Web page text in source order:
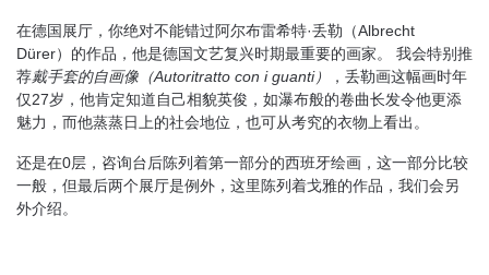
在德国展厅，你绝对不能错过阿尔布雷希特·丢勒（Albrecht
Dürer）的作品，他是德国文艺复兴时期最重要的画家。 我会特别推
荐戴手套的自画像（Autoritratto con i guanti）
，丢勒画这幅画时年
仅27岁，他肯定知道自己相貌英俊，如瀑布般的卷曲长发令他更添
魅力，而他蒸蒸日上的社会地位，也可从考究的衣物上看出。
还是在0层，咨询台后陈列着第一部分的西班牙绘画，这一部分比较
一般，但最后两个展厅是例外，这里陈列着戈雅的作品，我们会另
外介绍。